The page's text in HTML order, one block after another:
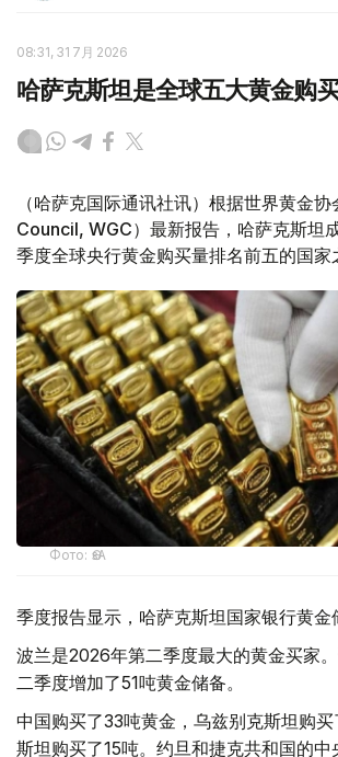
08:31, 31 7月 2026
哈萨克斯坦是全球五大黄金购
（哈萨克国际通讯社讯）根据世界黄金
Council, WGC）最新报告，哈萨克斯坦
季度全球央行黄金购买量排名前五的国家
Фото: ӨзА
季度报告显示，哈萨克斯坦国家银行黄金
波兰是2026年第二季度最大的黄金买家
二季度增加了51吨黄金储备。
中国购买了33吨黄金，乌兹别克斯坦购
斯坦购买了15吨。约旦和捷克共和国的